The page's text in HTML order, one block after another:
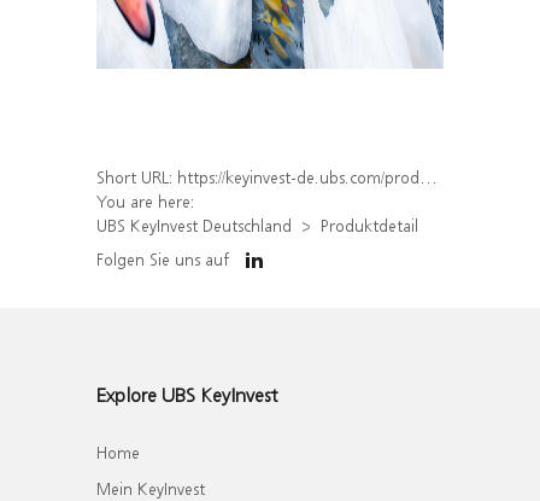
Short URL: https://keyinvest-de.ubs.com/produkt/detail/index/isin/DE000WA7B6A7
You are here:
UBS KeyInvest Deutschland
Produktdetail
Folgen Sie uns auf
Explore UBS KeyInvest
Home
Mein KeyInvest